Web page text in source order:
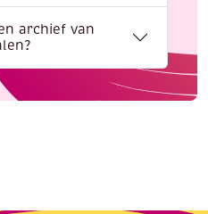
archief van